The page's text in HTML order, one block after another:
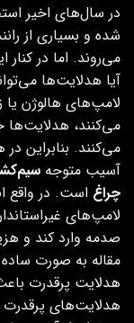
در سال‌های اخیر
شده و بسیاری از
می‌روند. اما در
آیا هدلایت‌ها
لامپ‌های هالوژن یا
می‌کنند، هدلایت‌ها
می‌کنند. بنابراین
آسیب متوجه
چراغ است. در واقع
لامپ‌های
صدمه وارد کند و
مقاله به‌ صورت ساده
هدلایت پرقدرت
هدلایت‌های پرقدرت